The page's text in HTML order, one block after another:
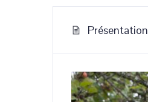
Présentation